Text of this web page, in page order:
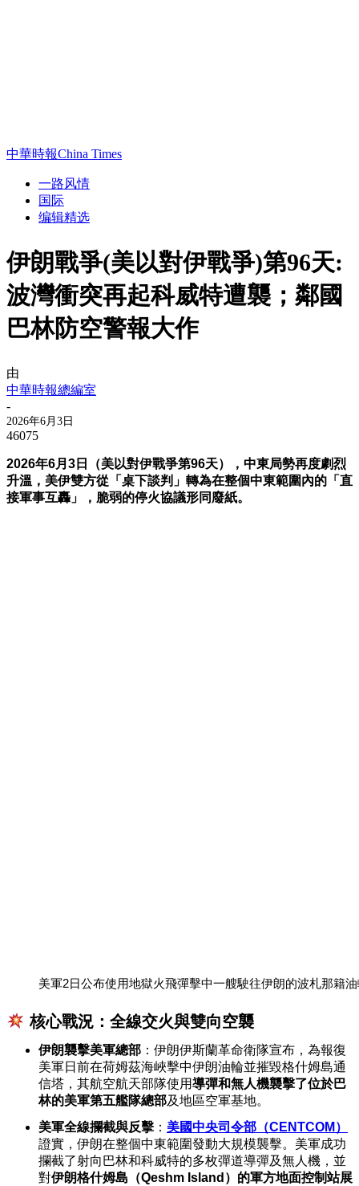
中華時報China Times
一路风情
国际
编辑精选
伊朗戰爭(美以對伊戰爭)第96天:
波灣衝突再起科威特遭襲；鄰國
巴林防空警報大作
由
中華時報總編室
-
2026年6月3日
46075
2026年6月3日（美以對伊戰爭第96天）
，中東局勢再度劇烈
升溫，美伊雙方從「桌下談判」轉為在整個中東範圍內的「直
接軍事互轟」，脆弱的停火協議形同廢紙。
美軍2日公布使用地獄火飛彈擊中一艘駛往伊朗的波札那籍
核心戰況：全線交火與雙向空襲
伊朗襲擊美軍總部 ：伊朗伊斯蘭革命衛隊宣布，為報復
美軍日前在荷姆茲海峽擊中伊朗油輪並摧毀格什姆島通
信塔，其航空航天部隊使用導彈和無人機襲擊了位於巴
林的美軍第五艦隊總部及地區空軍基地。
美軍全線攔截與反擊 ： 美國中央司令部（CENTCOM）
證實，伊朗在整個中東範圍發動大規模襲擊。美軍成功
攔截了射向巴林和科威特的多枚彈道導彈及無人機，並
對伊朗格什姆島（Qeshm Island）的軍方地面控制站展